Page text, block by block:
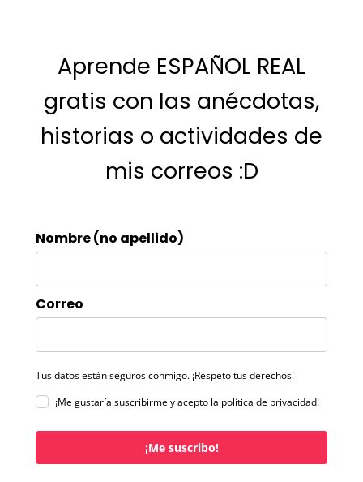
Aprende ESPAÑOL REAL
gratis con las anécdotas,
historias o actividades de
mis correos :D
Nombre (no apellido)
Correo
Tus datos están seguros conmigo. ¡Respeto tus derechos!
¡Me gustaría suscribirme y acepto la política de privacidad!
¡Me suscribo!